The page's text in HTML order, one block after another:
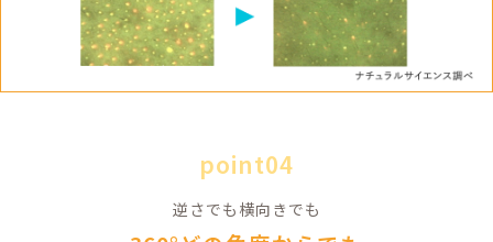
ちま